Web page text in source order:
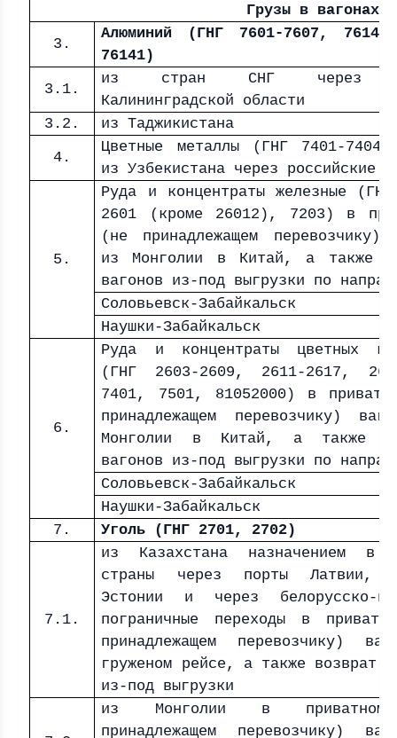
Грузы в вагонах
3.
Алюминий (ГНГ 7601-7607, 7614,
76141)
3.1.
из стран СНГ через
Калининградской области
3.2.
из Таджикистана
4.
Цветные металлы (ГНГ 7401-
из Узбекистана через российские
5.
Руда и концентраты железные
2601 (кроме 26012), 7203) в
(не принадлежащем перевозчику)
из Монголии в Китай, а также
вагонов из-под выгрузки по
Соловьевск-Забайкальск
Наушки-Забайкальск
6.
Руда и концентраты цветных
(ГНГ 2603-2609, 2611-2617,
7401, 7501, 81052000) в
принадлежащем перевозчику)
Монголии в Китай, а также
вагонов из-под выгрузки по
Соловьевск-Забайкальск
Наушки-Забайкальск
7.
Уголь (ГНГ 2701, 2702)
7.1.
из Казахстана назначением в
страны через порты Латвии,
Эстонии и через белорусско-
пограничные переходы в
принадлежащем перевозчику)
груженом рейсе, а также возврат
из-под выгрузки
из Монголии в
принадлежащем перевозчику)